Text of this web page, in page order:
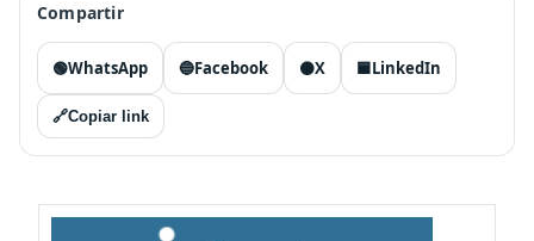
Compartir
🟢WhatsApp 🔵Facebook ⚫X 🟦LinkedIn
🔗Copiar link